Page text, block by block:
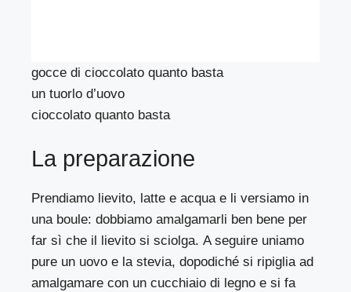
gocce di cioccolato quanto basta
un tuorlo d’uovo
cioccolato quanto basta
La preparazione
Prendiamo lievito, latte e acqua e li versiamo in
una boule: dobbiamo amalgamarli ben bene per
far sì che il lievito si sciolga. A seguire uniamo
pure un uovo e la stevia, dopodiché si ripiglia ad
amalgamare con un cucchiaio di legno e si fa